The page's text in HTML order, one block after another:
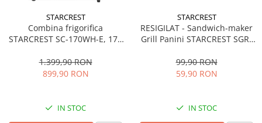
STARCREST
Combina frigorifica
STARCREST SC-170WH-E, 170
Termostat reglabil, Iluminare
LED, Picioare ajustabile, Usi
1.399,90 RON
899,90 RON
IN STOC
STARCREST
RESIGILAT - Sandwich-maker
Grill Panini STARCREST SGR-
nonaderente, Deschidere
180°, Suprafata de gatire 23 x
99,90 RON
59,90 RON
IN STOC